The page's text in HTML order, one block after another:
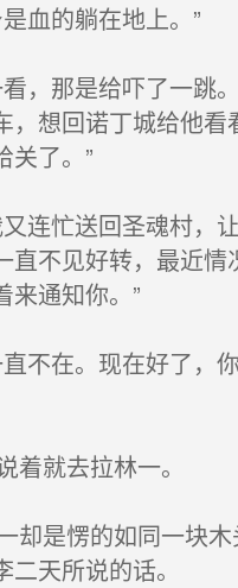
血的躺在地上。”
，那是给吓了一跳
，想回诺丁城给他看
关了。”
连忙送回圣魂村，
直不见好转，最近情
来通知你。”
不在。现在好了，
就去拉林一。
却是愣的如同一块木
天所说的话。